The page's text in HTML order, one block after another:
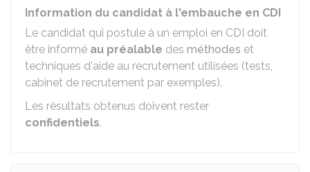
Information du candidat à l'embauche en CDI
Le candidat qui postule à un emploi en CDI doit
être informé au préalable des méthodes et
techniques d'aide au recrutement utilisées (tests,
cabinet de recrutement par exemples).
Les résultats obtenus doivent rester
confidentiels.